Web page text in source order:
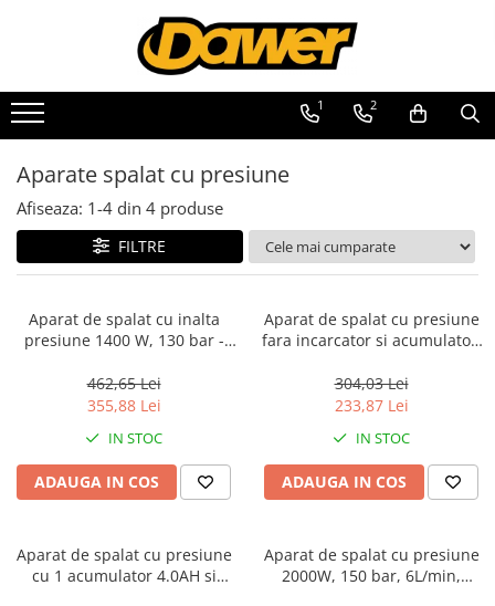
Toate Produsele
Pompe apă și Hidrofoare
Pompe submersibile
Hidrofoare
Pompe apa de suprafata
Pompe apa murdara
Motopompe
Accesorii pompe
Scule și Unelte electrice
Masini de gaurit
Accesorii masini de gaurit
Circulare si fierastraie electrice
Masini de slefuit si polisat
1 2
Aparate spalat cu presiune
Afiseaza: 1-4 din 4 produse
FILTRE
Aparat de spalat cu inalta
presiune 1400 W, 130 bar -
462,65 Lei
355,88 Lei
IN STOC
ADAUGA IN COS
Aparat de spalat cu presiune
fara incarcator si acumulator,
inclusa - ELPW2025012,
EMTOP
304,03 Lei
233,87 Lei
IN STOC
ADAUGA IN COS
Aparat de spalat cu presiune
cu 1 acumulator 4.0AH si
Aparat de spalat cu presiune
2000W, 150 bar, 6L/min,